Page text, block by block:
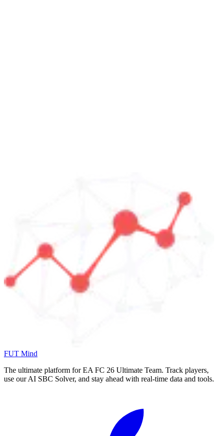
FUT Mind
The ultimate platform for EA FC 26 Ultimate Team. Track players,
use our AI SBC Solver, and stay ahead with real-time data and tools.